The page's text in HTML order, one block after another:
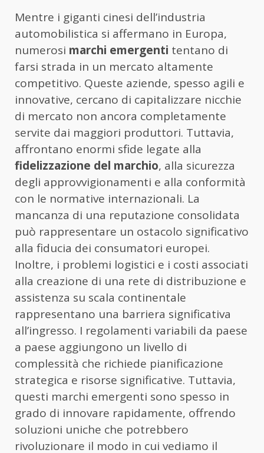
Mentre i giganti cinesi dell’industria
automobilistica si affermano in Europa,
numerosi marchi emergenti tentano di
farsi strada in un mercato altamente
competitivo. Queste aziende, spesso agili e
innovative, cercano di capitalizzare nicchie
di mercato non ancora completamente
servite dai maggiori produttori. Tuttavia,
affrontano enormi sfide legate alla
fidelizzazione del marchio, alla sicurezza
degli approvvigionamenti e alla conformità
con le normative internazionali. La
mancanza di una reputazione consolidata
può rappresentare un ostacolo significativo
alla fiducia dei consumatori europei.
Inoltre, i problemi logistici e i costi associati
alla creazione di una rete di distribuzione e
assistenza su scala continentale
rappresentano una barriera significativa
all’ingresso. I regolamenti variabili da paese
a paese aggiungono un livello di
complessità che richiede pianificazione
strategica e risorse significative. Tuttavia,
questi marchi emergenti sono spesso in
grado di innovare rapidamente, offrendo
soluzioni uniche che potrebbero
rivoluzionare il modo in cui vediamo il